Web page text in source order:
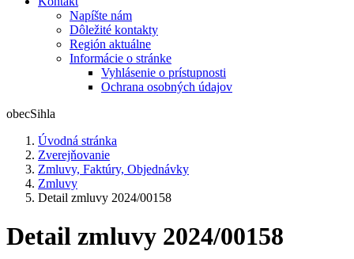
Napíšte nám
Dôležité kontakty
Región aktuálne
Informácie o stránke
Vyhlásenie o prístupnosti
Ochrana osobných údajov
obecSihla
Úvodná stránka
Zverejňovanie
Zmluvy, Faktúry, Objednávky
Zmluvy
Detail zmluvy 2024/00158
Detail zmluvy 2024/00158